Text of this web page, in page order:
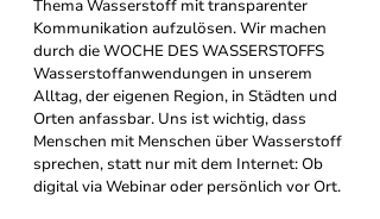
Thema Wasserstoff mit transparenter
Kommunikation aufzulösen. Wir machen
durch die WOCHE DES WASSERSTOFFS
Wasserstoffanwendungen in unserem
Alltag, der eigenen Region, in Städten und
Orten anfassbar. Uns ist wichtig, dass
Menschen mit Menschen über Wasserstoff
sprechen, statt nur mit dem Internet: Ob
digital via Webinar oder persönlich vor Ort.